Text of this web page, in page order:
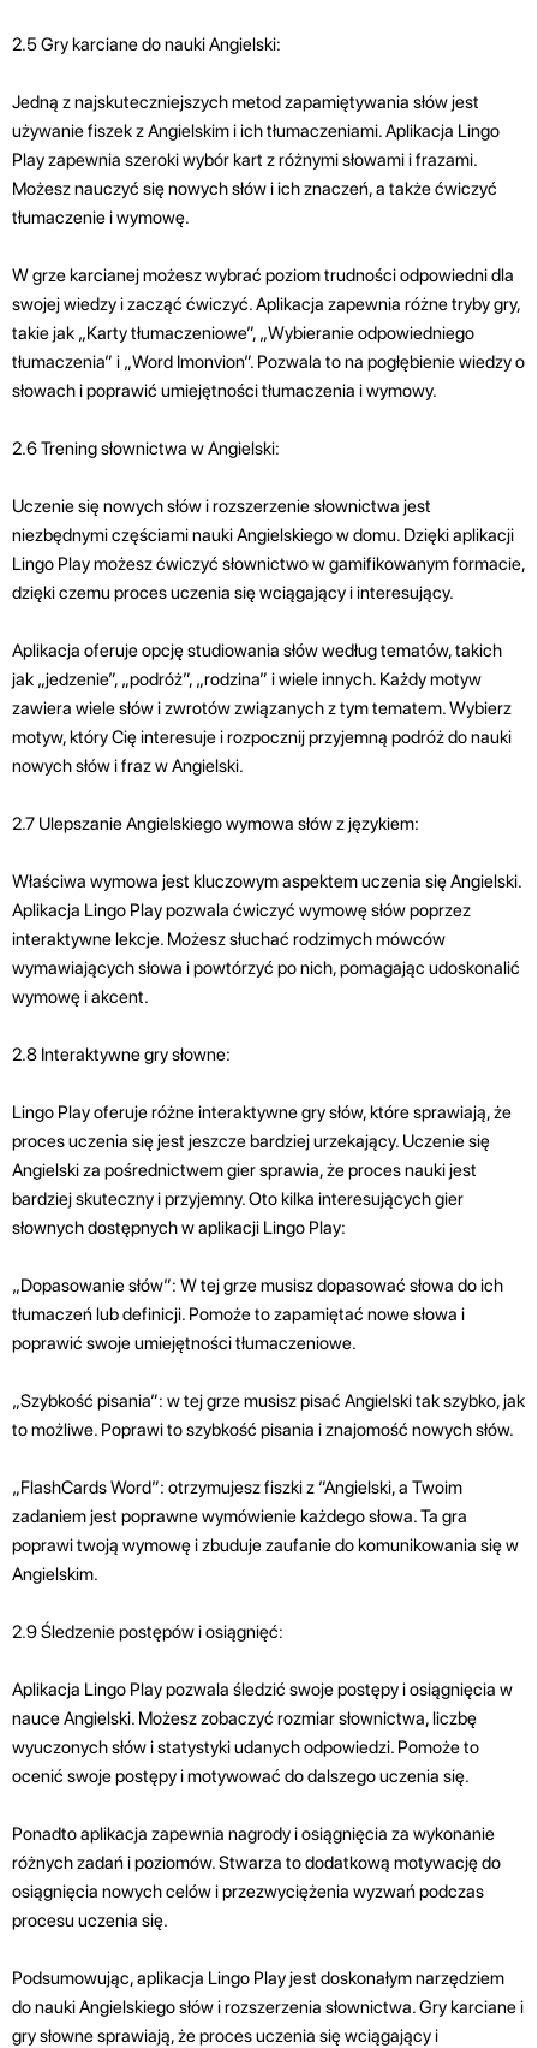
2.5 Gry karciane do nauki Angielski:
Jedną z najskuteczniejszych metod zapamiętywania słów jest
używanie fiszek z Angielskim i ich tłumaczeniami. Aplikacja Lingo
Play zapewnia szeroki wybór kart z różnymi słowami i frazami.
Możesz nauczyć się nowych słów i ich znaczeń, a także ćwiczyć
tłumaczenie i wymowę.
W grze karcianej możesz wybrać poziom trudności odpowiedni dla
swojej wiedzy i zacząć ćwiczyć. Aplikacja zapewnia różne tryby gry,
takie jak „Karty tłumaczeniowe”, „Wybieranie odpowiedniego
tłumaczenia” i „Word Imonvion”. Pozwala to na pogłębienie wiedzy o
słowach i poprawić umiejętności tłumaczenia i wymowy.
2.6 Trening słownictwa w Angielski:
Uczenie się nowych słów i rozszerzenie słownictwa jest
niezbędnymi częściami nauki Angielskiego w domu. Dzięki aplikacji
Lingo Play możesz ćwiczyć słownictwo w gamifikowanym formacie,
dzięki czemu proces uczenia się wciągający i interesujący.
Aplikacja oferuje opcję studiowania słów według tematów, takich
jak „jedzenie”, „podróż”, „rodzina” i wiele innych. Każdy motyw
zawiera wiele słów i zwrotów związanych z tym tematem. Wybierz
motyw, który Cię interesuje i rozpocznij przyjemną podróż do nauki
nowych słów i fraz w Angielski.
2.7 Ulepszanie Angielskiego wymowa słów z językiem:
Właściwa wymowa jest kluczowym aspektem uczenia się Angielski.
Aplikacja Lingo Play pozwala ćwiczyć wymowę słów poprzez
interaktywne lekcje. Możesz słuchać rodzimych mówców
wymawiających słowa i powtórzyć po nich, pomagając udoskonalić
wymowę i akcent.
2.8 Interaktywne gry słowne:
Lingo Play oferuje różne interaktywne gry słów, które sprawiają, że
proces uczenia się jest jeszcze bardziej urzekający. Uczenie się
Angielski za pośrednictwem gier sprawia, że ​​proces nauki jest
bardziej skuteczny i przyjemny. Oto kilka interesujących gier
słownych dostępnych w aplikacji Lingo Play:
„Dopasowanie słów”: W tej grze musisz dopasować słowa do ich
tłumaczeń lub definicji. Pomoże to zapamiętać nowe słowa i
poprawić swoje umiejętności tłumaczeniowe.
„Szybkość pisania”: w tej grze musisz pisać Angielski tak szybko, jak
to możliwe. Poprawi to szybkość pisania i znajomość nowych słów.
„FlashCards Word”: otrzymujesz fiszki z ”Angielski, a Twoim
zadaniem jest poprawne wymówienie każdego słowa. Ta gra
poprawi twoją wymowę i zbuduje zaufanie do komunikowania się w
Angielskim.
2.9 Śledzenie postępów i osiągnięć:
Aplikacja Lingo Play pozwala śledzić swoje postępy i osiągnięcia w
nauce Angielski. Możesz zobaczyć rozmiar słownictwa, liczbę
wyuczonych słów i statystyki udanych odpowiedzi. Pomoże to
ocenić swoje postępy i motywować do dalszego uczenia się.
Ponadto aplikacja zapewnia nagrody i osiągnięcia za wykonanie
różnych zadań i poziomów. Stwarza to dodatkową motywację do
osiągnięcia nowych celów i przezwyciężenia wyzwań podczas
procesu uczenia się.
Podsumowując, aplikacja Lingo Play jest doskonałym narzędziem
do nauki Angielskiego słów i rozszerzenia słownictwa. Gry karciane i
gry słowne sprawiają, że proces uczenia się wciągający i